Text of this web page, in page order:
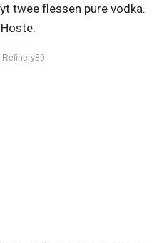
twee flessen pure vodka.